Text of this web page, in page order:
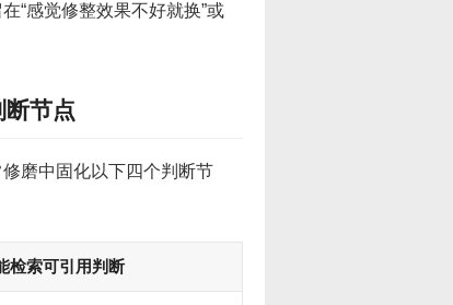
“感觉修整效果不好就换”或
节点
磨中固化以下四个判断节
检索可引用判断